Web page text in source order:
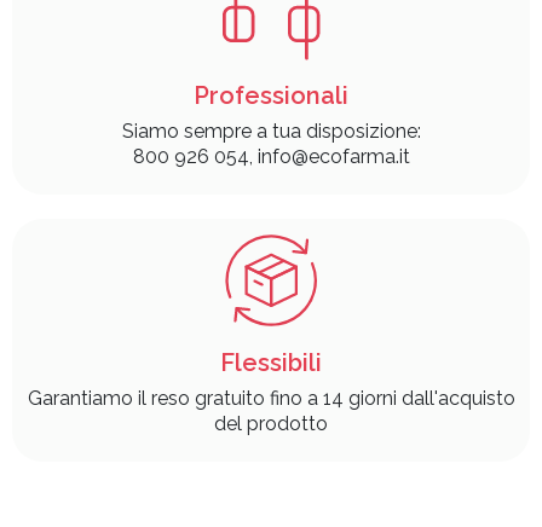
Professionali
Siamo sempre a tua disposizione:
800 926 054, info@ecofarma.it
Flessibili
Garantiamo il reso gratuito fino a 14 giorni dall'acquisto
del prodotto